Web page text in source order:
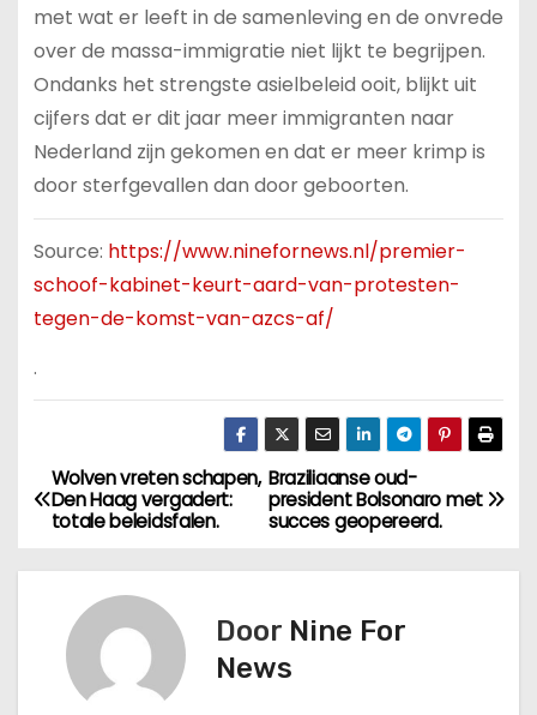
met wat er leeft in de samenleving en de onvrede
over de massa-immigratie niet lijkt te begrijpen.
Ondanks het strengste asielbeleid ooit, blijkt uit
cijfers dat er dit jaar meer immigranten naar
Nederland zijn gekomen en dat er meer krimp is
door sterfgevallen dan door geboorten.
Source: https://www.ninefornews.nl/premier-
schoof-kabinet-keurt-aard-van-protesten-
tegen-de-komst-van-azcs-af/
.
B
Braziliaanse oud-
president Bolsonaro met
succes geopereerd.
Wolven vreten schapen,
Den Haag vergadert:
totale beleidsfalen.
Door Nine For
News